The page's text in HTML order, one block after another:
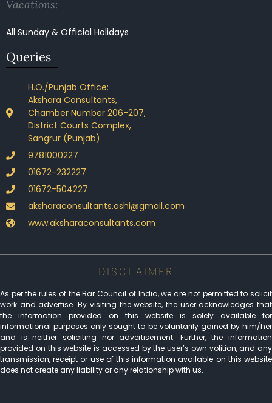
Vacations:
All Sunday & Official Holidays
Queries
H.O./Punjab Office:
Akshara Consultants,
Chamber Number 206-207,
District Courts Complex,
Sangrur (Punjab)
9781000227
01672-232227
01672-504227
aksharaconsultants.ashi@gmail.com
www.aksharaconsultants.com
DISCLAIMER
As per the rules of the Bar Council of India, we are not permitted to solicit
work and advertise. By visiting the website, the user acknowledges that
the information provided on this website is solely available for
informational purposes only sought to be voluntarily gained by him/her
and is neither soliciting nor advertisement. Further, the information
provided on this website is accessed by the user’s own volition, and any
transmission, receipt or use of this information available on this website
does not create any liability or any relationship with us.